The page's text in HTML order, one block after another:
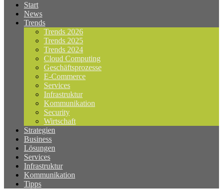
Start
News
Trends
Trends 2026
Trends 2025
Trends 2024
Cloud Computing
Geschäftsprozesse
E-Commerce
Services
Infrastruktur
Kommunikation
Security
Wirtschaft
Strategien
Business
Lösungen
Services
Infrastruktur
Kommunikation
Tipps